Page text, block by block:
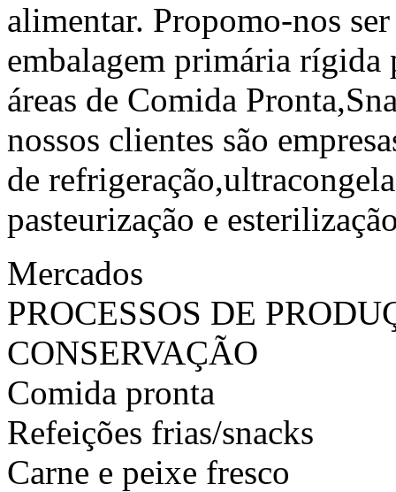
alimentar. Propomo-nos
embalagem primária rígida
áreas de Comida
nossos clientes são
de
pasteurização e
Mercados
PROCESSOS DE
CONSERVAÇÃO
Comida pronta
Refeições frias/snacks
Carne e peixe fresco